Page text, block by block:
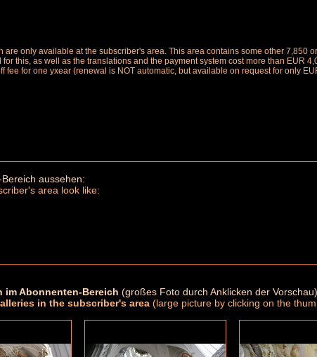
only available at the subscriber's area. This area contains some other 7,850
this, as well as the translations and the payment system cost more than EUR
fee for one yxear (renewal is NOT automatic, but available on request for only
Bereich aussehen:
area look like:
Abonnenten-Bereich (großes Foto durch Anklicken der Vorschau)
in the subscriber's area (large picture by clicking on the